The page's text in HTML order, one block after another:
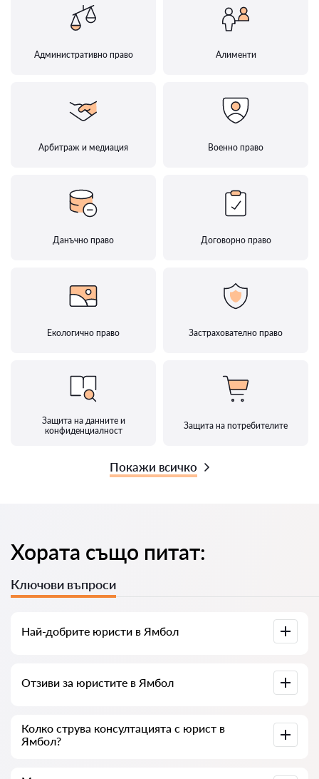
Административно право Алименти
Арбитраж и медиация Военно право
Данъчно право Договорно право
Екологично право Застрахователно право
Защита на данните и
конфиденциалност
Защита на потребителите
Покажи всичко
Хората също питат:
Ключови въпроси
Най-добрите юристи в Ямбол
пълна информация. Цени, отзиви, телефонен номер и
Отзиви за юристите в Ямбол
юристите, не изтриваме отрицателни отзиви и няма
възможност за манипулация.
Колко струва консултацията с юрист в
Ямбол?